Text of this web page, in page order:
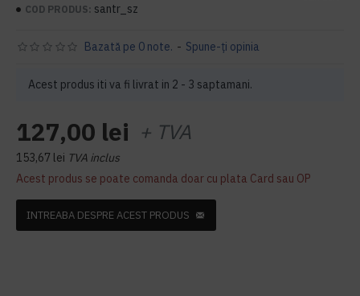
COD PRODUS: santr_sz
Acest produs iti va fi livrat in 2 - 3 saptamani.
Bazată pe 0 note. - Spune-ţi opinia
127,00 lei + TVA
153,67 lei TVA inclus
Acest produs se poate comanda doar cu plata Card sau OP
INTREABA DESPRE ACEST PRODUS